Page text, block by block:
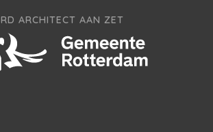
ARCHITECT AAN ZET